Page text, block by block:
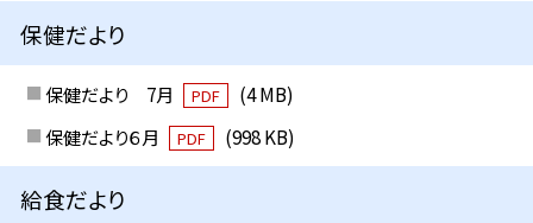
保健だより
保健だより 7月 PDF
(4 MB)
保健だより６月
PDF (998 KB)
給食だより